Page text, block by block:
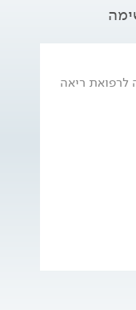
לרפואת ריאה